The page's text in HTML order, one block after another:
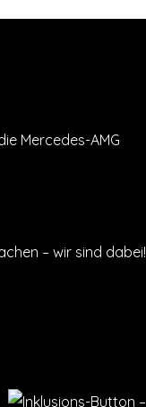
Mercedes-AMG
– wir sind dabei!